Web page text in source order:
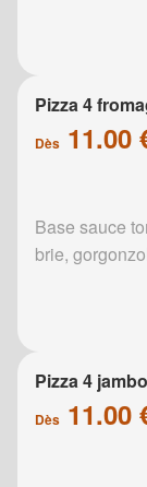
Pizza 4
Dès 11.00
Base sauce
brie,
Pizza 4
Dès 11.00